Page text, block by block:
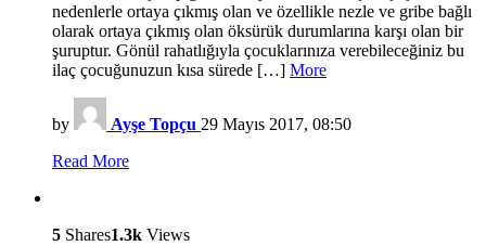
nedenlerle ortaya çıkmış olan ve özellikle nezle ve gribe bağlı
olarak ortaya çıkmış olan öksürük durumlarına karşı olan bir
şuruptur. Gönül rahatlığıyla çocuklarınıza verebileceğiniz bu
ilaç çocuğunuzun kısa sürede […] More
by Ayşe Topçu 29 Mayıs 2017, 08:50
Read More
5 Shares1.3k Views